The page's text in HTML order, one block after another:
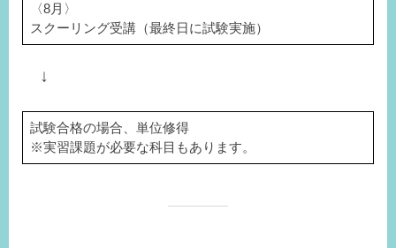
〈8月〉
スクーリング受講（最終日に試験実施）
↓
試験合格の場合、単位修得
※実習課題が必要な科目もあります。